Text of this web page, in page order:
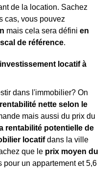
de la location. Sachez
cas, vous pouvez
mais cela sera défini en
de référence.
locatif à
dans l'immobilier? On
nette selon le
mais aussi du prix du
rentabilité potentielle de
locatifdans la ville
que le prix moyen du
pour un appartement et 5,6